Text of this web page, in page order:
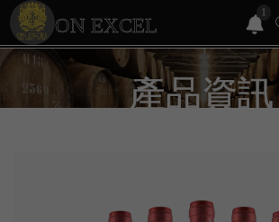
ON EXCEL
1
產品資訊